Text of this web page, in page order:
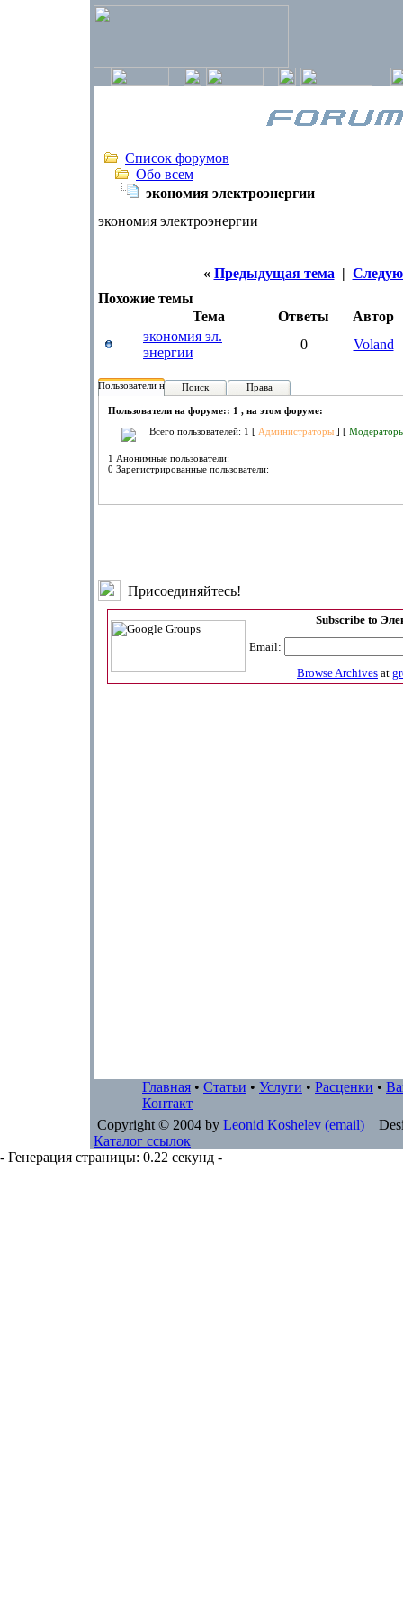
Список форумов
Обо всем
экономия электроэнергии
экономия электроэнергии
« Предыдущая тема |
Похожие темы
Тема
Ответы
Автор
экономия эл.
энергии
0 Voland
Пользователи на форуме:
Поиск Права
Пользователи на форуме:: 1 , на этом форуме:
Всего пользователей: 1 [ Администраторы ] [
1 Анонимные пользователи:
0 Зарегистрированные пользователи:
Присоединяйтесь!
Subscribe to
Email:
Browse Archives at
Главная • Статьи • Услуги • Расценки •
Контакт
Copyright © 2004 by Leonid Koshelev (email)
Каталог ссылок
- Генерация страницы: 0.22 секунд -